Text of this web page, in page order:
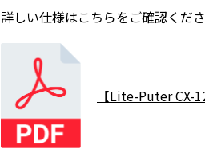
詳しい仕様はこちらをご確認くださ
【Lite-Puter CX-